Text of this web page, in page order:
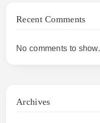
Recent Comments
No comments to show.
Archives